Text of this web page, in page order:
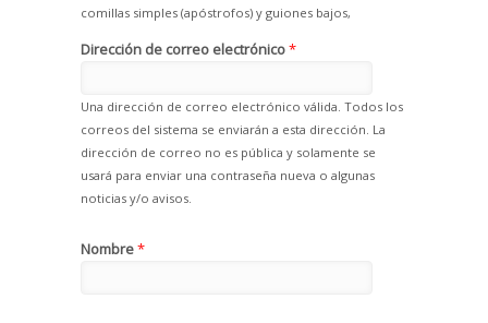
comillas simples (apóstrofos) y guiones bajos,
Dirección de correo electrónico*
Una dirección de correo electrónico válida. Todos los
correos del sistema se enviarán a esta dirección. La
dirección de correo no es pública y solamente se
usará para enviar una contraseña nueva o algunas
noticias y/o avisos.
Nombre*